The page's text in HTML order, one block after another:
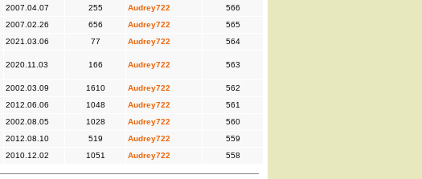
2007.04.07 255 Audrey722
566
2007.02.26 656 Audrey722
565
2021.03.06 77 Audrey722 564
2020.11.03 166 Audrey722 563
2002.03.09 1610 Audrey722
562
2012.06.06 1048 Audrey722
561
2002.08.05 1028 Audrey722
560
2012.08.10 519 Audrey722
559
2010.12.02 1051 Audrey722 558